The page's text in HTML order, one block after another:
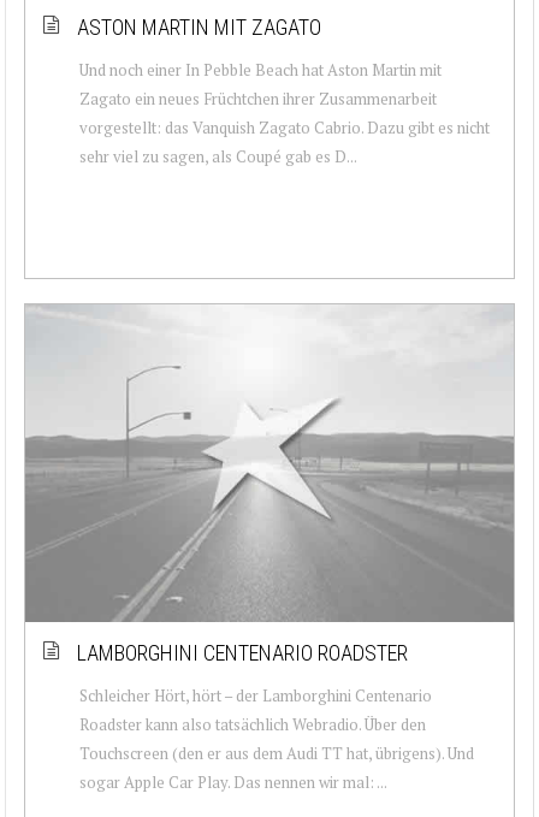
ASTON MARTIN MIT ZAGATO
Und noch einer In Pebble Beach hat Aston Martin mit
Zagato ein neues Früchtchen ihrer Zusammenarbeit
vorgestellt: das Vanquish Zagato Cabrio. Dazu gibt es nicht
sehr viel zu sagen, als Coupé gab es D...
LAMBORGHINI CENTENARIO ROADSTER
Schleicher Hört, hört – der Lamborghini Centenario
Roadster kann also tatsächlich Webradio. Über den
Touchscreen (den er aus dem Audi TT hat, übrigens). Und
sogar Apple Car Play. Das nennen wir mal: ...